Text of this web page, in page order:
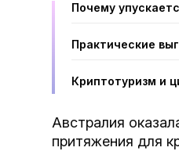
Почему
Практические
Криптотуризм и
Австралия
притяжения для